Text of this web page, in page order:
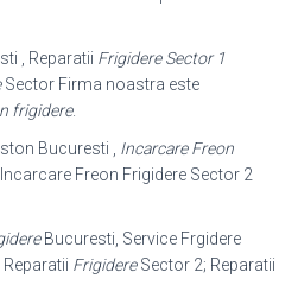
, Reparatii Frigidere Sector 1
Sector Firma noastra este
frigidere.
Bucuresti , Incarcare Freon
Freon Frigidere Sector 2
Bucuresti, Service Frgidere
Reparatii FrigidereSector 2; Reparatii